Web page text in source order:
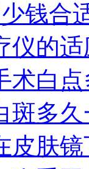
钱合
仪的适
术白
斑多
皮肤